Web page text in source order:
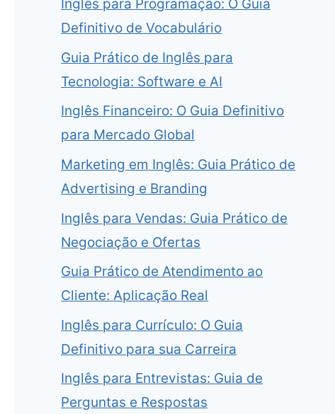
Inglês para Programação: O Guia
Definitivo de Vocabulário
Guia Prático de Inglês para
Tecnologia: Software e AI
Inglês Financeiro: O Guia Definitivo
para Mercado Global
Marketing em Inglês: Guia Prático de
Advertising e Branding
Inglês para Vendas: Guia Prático de
Negociação e Ofertas
Guia Prático de Atendimento ao
Cliente: Aplicação Real
Inglês para Currículo: O Guia
Definitivo para sua Carreira
Inglês para Entrevistas: Guia de
Perguntas e Respostas